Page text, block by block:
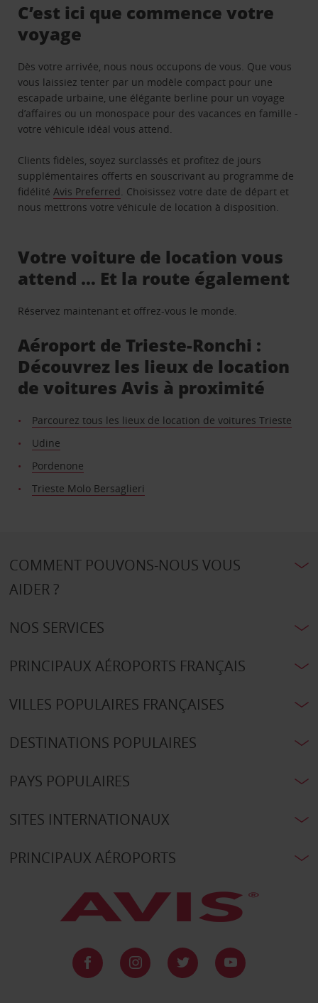
C’est ici que commence votre
voyage
Dès votre arrivée, nous nous occupons de vous. Que vous
vous laissiez tenter par un modèle compact pour une
escapade urbaine, une élégante berline pour un voyage
d’affaires ou un monospace pour des vacances en famille -
votre véhicule idéal vous attend.
Clients fidèles, soyez surclassés et profitez de jours
supplémentaires offerts en souscrivant au programme de
fidélitéAvis Preferred. Choisissez votre date de départ et
nous mettrons votre véhicule de location à disposition.
Votre voiture de location vous
attend … Et la route également
Réservez maintenant et offrez-vous le monde.
Aéroport de Trieste-Ronchi :
Découvrez les lieux de location
de voitures Avis à proximité
Parcourez tous les lieux de location de voitures Trieste
Udine
Pordenone
Trieste Molo Bersaglieri
COMMENT POUVONS-NOUS VOUS
AIDER ?
NOS SERVICES
PRINCIPAUX AÉROPORTS FRANÇAIS
VILLES POPULAIRES FRANÇAISES
DESTINATIONS POPULAIRES
PAYS POPULAIRES
SITES INTERNATIONAUX
PRINCIPAUX AÉROPORTS